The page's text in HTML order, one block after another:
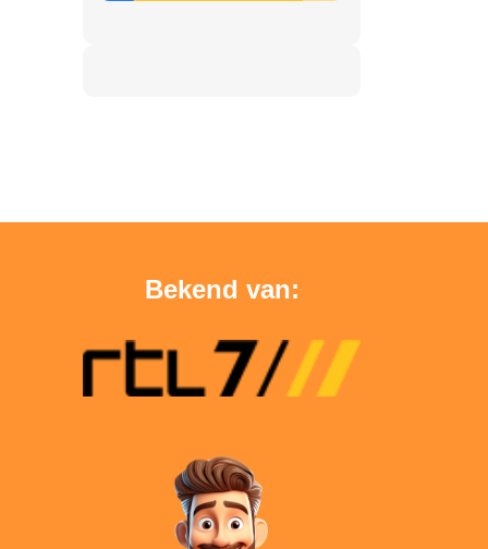
Bekend van: